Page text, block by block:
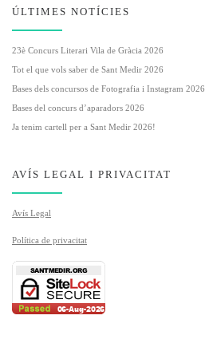
ÚLTIMES NOTÍCIES
23è Concurs Literari Vila de Gràcia 2026
Tot el que vols saber de Sant Medir 2026
Bases dels concursos de Fotografia i Instagram 2026
Bases del concurs d’aparadors 2026
Ja tenim cartell per a Sant Medir 2026!
AVÍS LEGAL I PRIVACITAT
Avís Legal
Política de privacitat